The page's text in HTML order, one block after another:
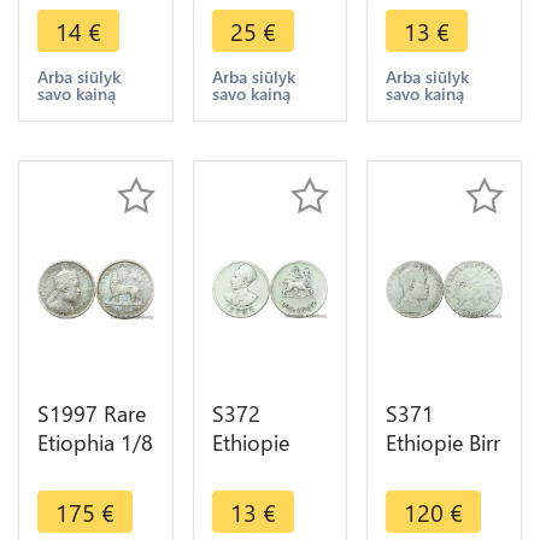
Hailé
Selassié I
1936 1944
->Make
14 €
Arba siūlyk
savo kainą
Menelik II
EE 1895
(1902) A
Paris Argent
offre
25 €
Arba siūlyk
savo kainą
Haile
Selassie I EE
1923 1931
->Make
13 €
Arba siūlyk
savo kainą
S1997 Rare
Etiophia 1/8
II 1887
1895 Silver
175 €
S372
Ethiopie
Cents 1936
Argent
13 €
S371
Ethiopie Birr
Ménélik II
EE 1895
120 €